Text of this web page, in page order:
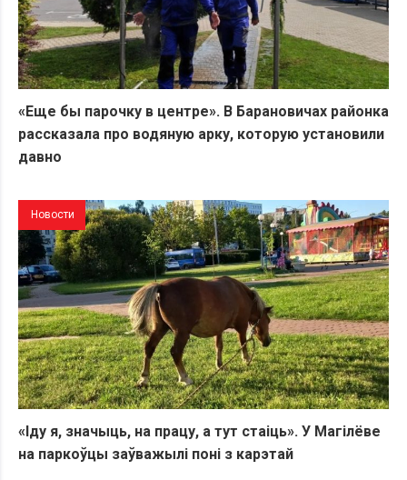
«Еще бы парочку в центре». В Барановичах районка
рассказала про водяную арку, которую установили
давно
Новости
«Іду я, значыць, на працу, а тут стаіць». У Магілёве
на паркоўцы заўважылі поні з карэтай